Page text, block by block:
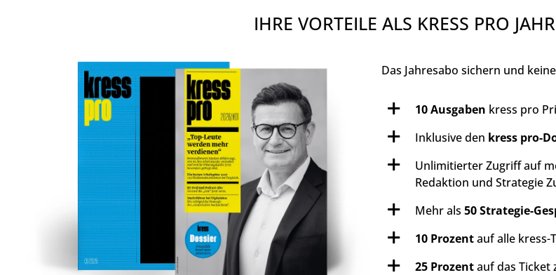
IHRE VORTEILE ALS KRESS PRO
Das Jahresabo sichern und
10 Ausgaben kress pro
Inklusive den kress pro-
Unlimitierter Zugriff auf
Redaktion und Strategie
Mehr als 50 Strategie-
10 Prozentauf alle kress-
25 Prozentauf das Ticket